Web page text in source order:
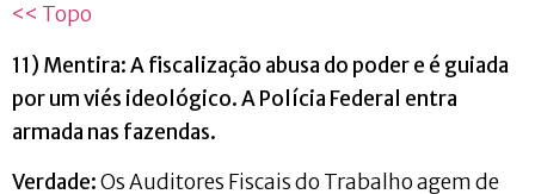
<< Topo
11) Mentira: A fiscalização abusa do poder e é guiada
por um viés ideológico. A Polícia Federal entra
armada nas fazendas.
Verdade:Os Auditores Fiscais do Trabalho agem de